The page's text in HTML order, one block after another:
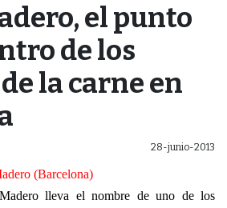
el punto
de los
la carne en
28-junio-2013
lleva el nombre de uno de los